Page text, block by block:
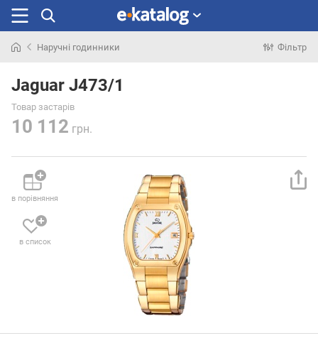
раніше
Наручні годинники Фільтр
Jaguar J473/1
Товар застарів
10 112 грн.
в порівняння
в список